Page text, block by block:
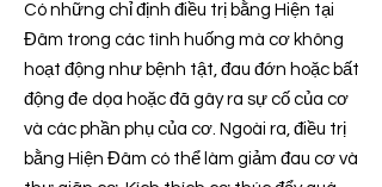
Có những chỉ định điều trị bằng Hiện tại
Đâm trong các tình huống mà cơ không
hoạt động như bệnh tật, đau đớn hoặc bất
động đe dọa hoặc đã gây ra sự cố của cơ
và các phần phụ của cơ. Ngoài ra, điều trị
bằng Hiện Đâm có thể làm giảm đau cơ và